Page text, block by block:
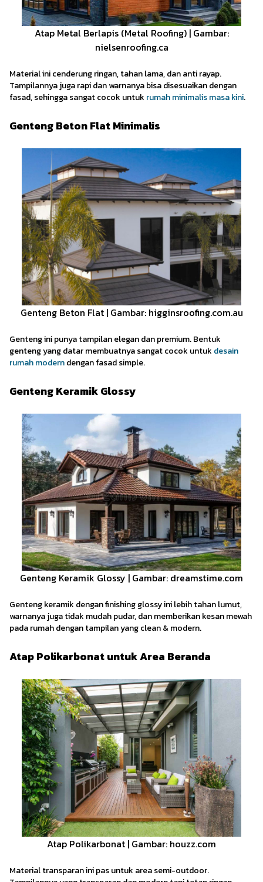
Atap Metal Berlapis (Metal Roofing) | Gambar:
nielsenroofing.ca
Material ini cenderung ringan, tahan lama, dan anti rayap.
Tampilannya juga rapi dan warnanya bisa disesuaikan dengan
fasad, sehingga sangat cocok untuk rumah minimalis masa kini.
Genteng Beton Flat Minimalis
Genteng Beton Flat | Gambar: higginsroofing.com.au
Genteng ini punya tampilan elegan dan premium. Bentuk
genteng yang datar membuatnya sangat cocok untuk desain
rumah moderndengan fasad simple.
Genteng Keramik Glossy
Genteng Keramik Glossy | Gambar: dreamstime.com
Genteng keramik dengan finishing glossy ini lebih tahan lumut,
warnanya juga tidak mudah pudar, dan memberikan kesan mewah
pada rumah dengan tampilan yang clean & modern.
Atap Polikarbonat untuk Area Beranda
Atap Polikarbonat | Gambar: houzz.com
Material transparan ini pas untuk area semi-outdoor.